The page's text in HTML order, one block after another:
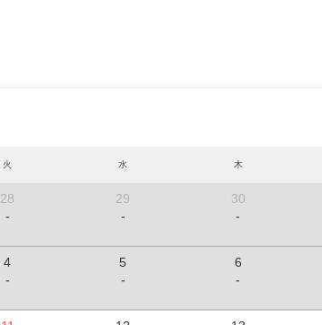
火 水 木
28
-
29
-
30
-
4
-
5
-
6
-